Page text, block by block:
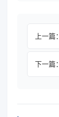
上一篇：
下一篇：